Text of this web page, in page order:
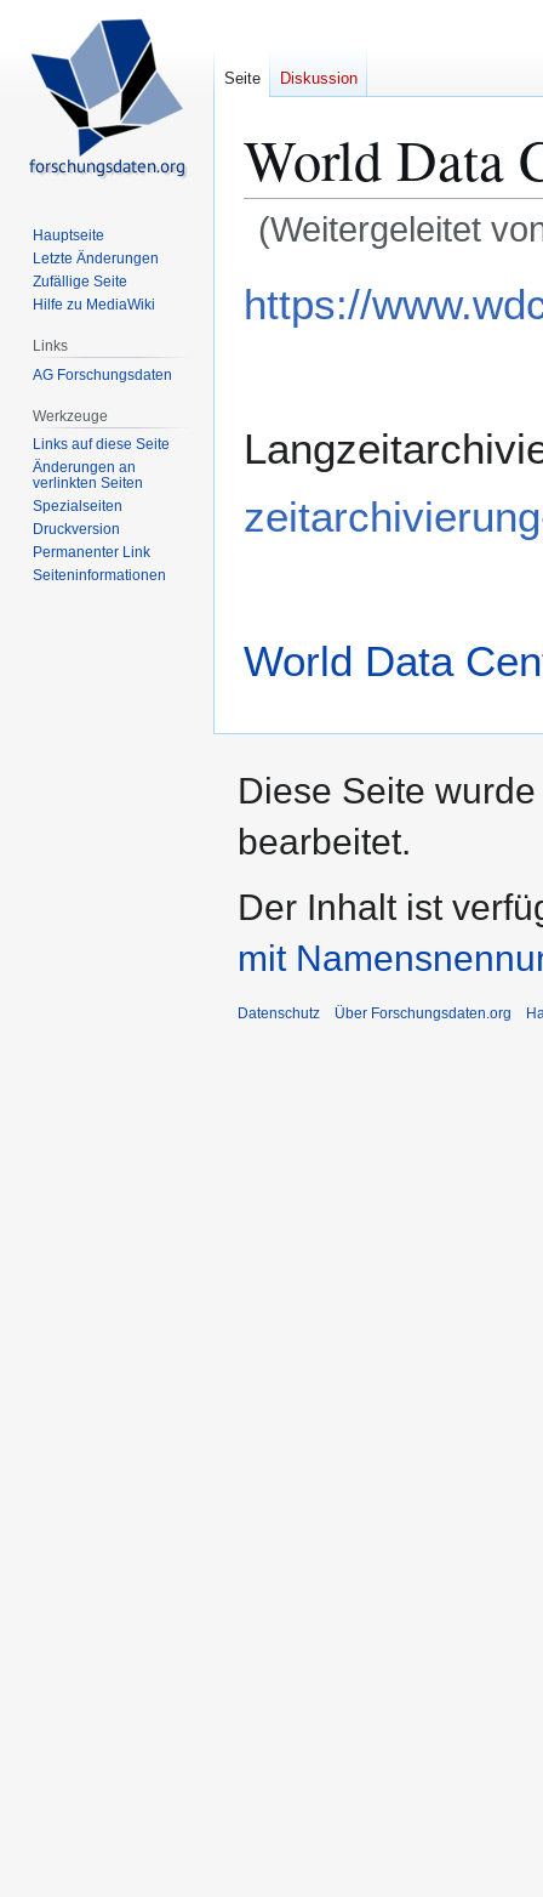
World Data
(Weitergeleitet
Navigation
Suche
https://
World Data
Seite Diskussion
Hauptseite
Letzte Änderungen
Zufällige Seite
Hilfe zu MediaWiki
Links
AG Forschungsdaten
Werkzeuge
Links auf diese Seite
Änderungen an
verlinkten Seiten
Spezialseiten
Druckversion
Permanenter Link
Seiten­­informationen
Diese Seite
bearbeitet.
Der Inhalt ist
mit
Datenschutz Über Forschungsdaten.org